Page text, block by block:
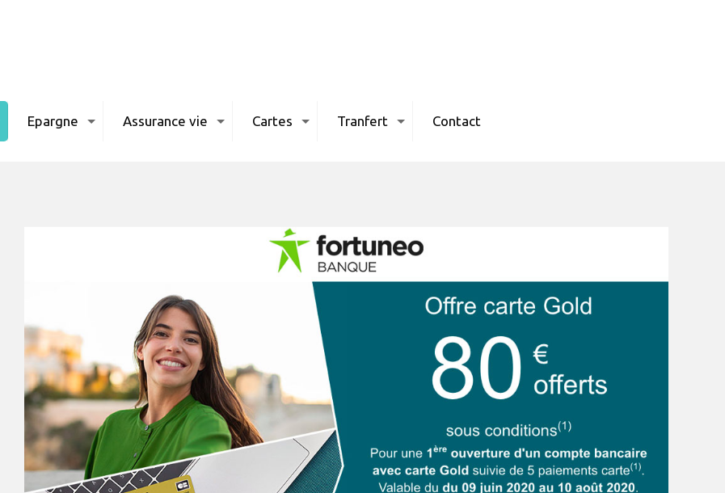
Epargne Assurance vie Cartes Tranfert Contact